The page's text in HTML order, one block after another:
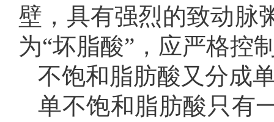
壁，具有强烈的致动脉
为“坏脂酸”，应严格控
不饱和脂肪酸又分成
单不饱和脂肪酸只有